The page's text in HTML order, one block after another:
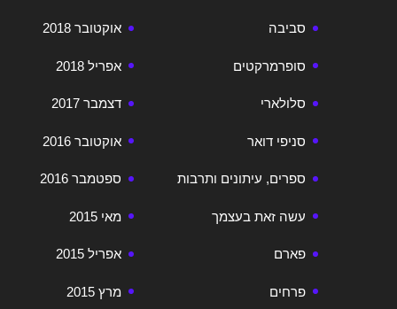
אוקטובר 2018
אפריל 2018
דצמבר 2017
אוקטובר 2016
ספטמבר 2016
מאי 2015
אפריל 2015
מרץ 2015
סביבה
סופרמרקטים
סלולארי
סניפי דואר
ספרים, עיתונים ותרבות
עשה זאת בעצמך
פארם
פרחים